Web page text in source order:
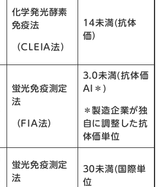
化学発光酵素
免疫法
（CLEIA法）
14未満(抗体
価）
蛍光免疫測定
法
（FIA法）
3.0未満(抗体価
AI＊)
＊製造企業が独
自に調整した抗
体価単位
蛍光免疫測定
法
30未満(国際単
位